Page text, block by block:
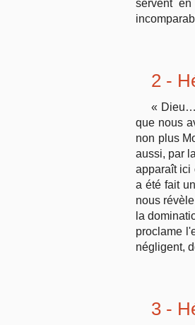
servent
2 -
« Dieu…
que nous
non plus
aussi, par
apparaît ici
a été fait
nous
la
proclame
négligent,
3 -